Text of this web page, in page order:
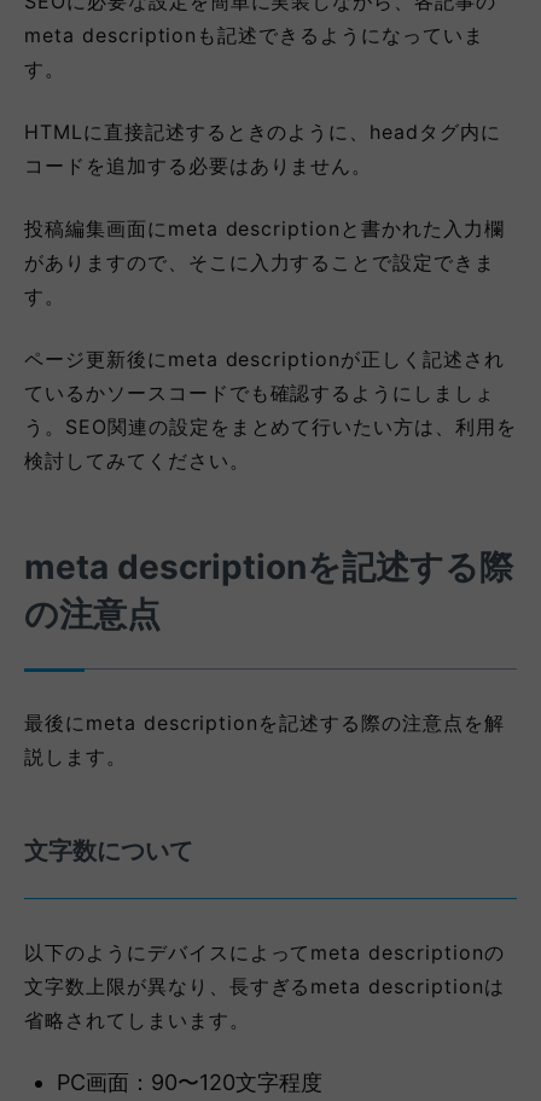
meta descriptionも記述できるようになっていま
す。
HTMLに直接記述するときのように、headタグ内に
コードを追加する必要はありません。
投稿編集画面にmeta descriptionと書かれた入力欄
がありますので、そこに入力することで設定できま
す。
ページ更新後にmeta descriptionが正しく記述され
ているかソースコードでも確認するようにしましょ
う。SEO関連の設定をまとめて行いたい方は、利用を
検討してみてください。
meta descriptionを記述する際
の注意点
最後にmeta descriptionを記述する際の注意点を解
説します。
文字数について
以下のようにデバイスによってmeta descriptionの
文字数上限が異なり、長すぎるmeta descriptionは
省略されてしまいます。
PC画面：90〜120文字程度